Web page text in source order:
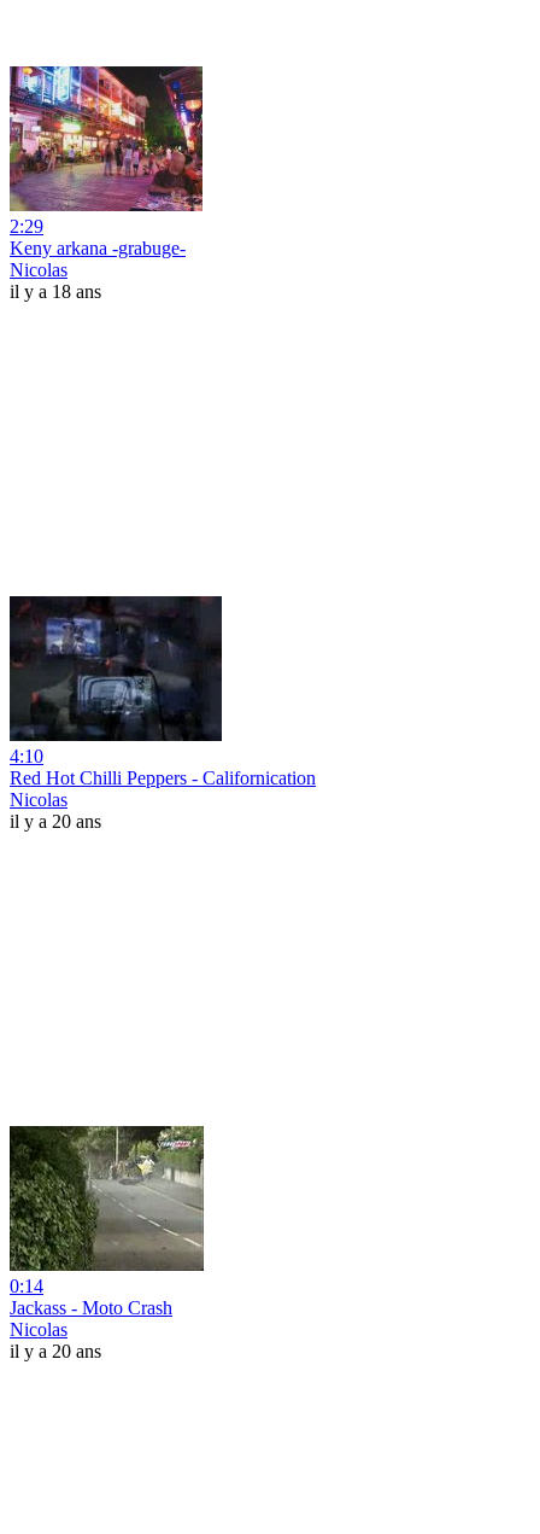
2:29
Keny arkana -grabuge-
Nicolas
il y a 18 ans
4:10
Red Hot Chilli Peppers - Californication
Nicolas
il y a 20 ans
0:14
Jackass - Moto Crash
Nicolas
il y a 20 ans